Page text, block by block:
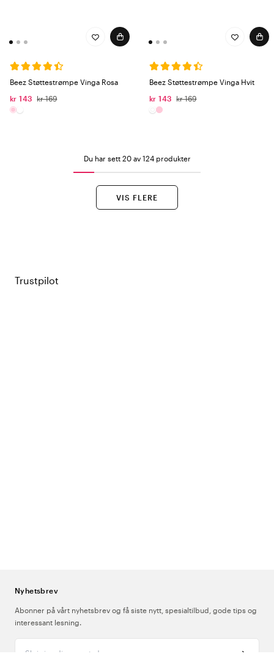
Beez Støttestrømpe Vinga Rosa
kr 143
kr 169
Beez Støttestrømpe Vinga Hvit
kr 143
kr 169
Du har sett 20 av 124 produkter
VIS FLERE
Trustpilot
Nyhetsbrev
Abonner på vårt nyhetsbrev og få siste nytt, spesialtilbud, gode tips og
interessant lesning.